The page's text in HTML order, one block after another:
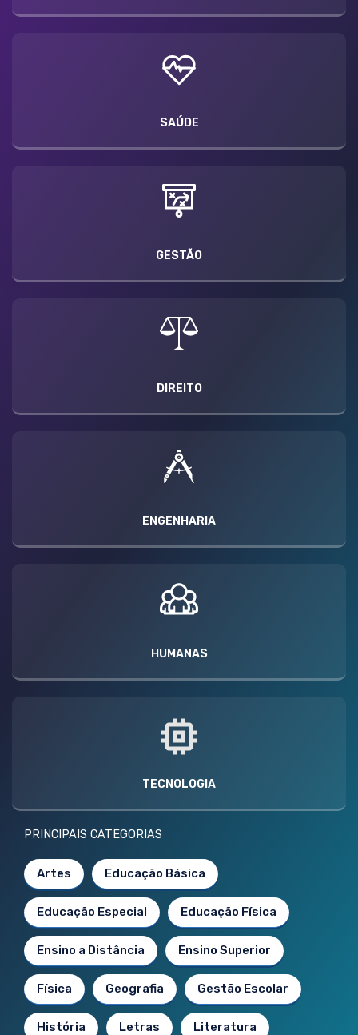
SAÚDE
GESTÃO
DIREITO
ENGENHARIA
HUMANAS
TECNOLOGIA
PRINCIPAIS CATEGORIAS
Artes Educação Básica
Educação Especial Educação Física
Ensino a Distância Ensino Superior
Física Geografia Gestão Escolar
História Letras Literatura